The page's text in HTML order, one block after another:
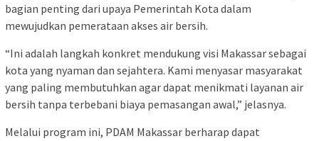
bagian penting dari upaya Pemerintah Kota dalam
mewujudkan pemerataan akses air bersih.
“Ini adalah langkah konkret mendukung visi Makassar sebagai
kota yang nyaman dan sejahtera. Kami menyasar masyarakat
yang paling membutuhkan agar dapat menikmati layanan air
bersih tanpa terbebani biaya pemasangan awal,” jelasnya.
Melalui program ini, PDAM Makassar berharap dapat